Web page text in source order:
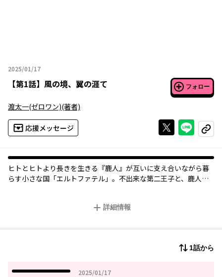
2025/01/17
2025年01月17日
【第1話】 風の境、翼の涯て フォロー
渡太一(ゼロワン)(著者)
応援メッセージ Xで投稿する
ライン
コピー
ヒトとヒトより長きを生きる『鹿人』が互いに支え合いながら暮
らす小さな国「エルトファテル」。不出来な第二王子と、鹿人の
詳細情報
1話から
2025/01/17
2025年01月17日